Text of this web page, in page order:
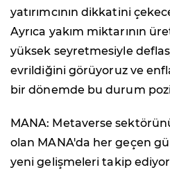
yatırımcının dikkatini
Ayrıca yakım miktarının
yüksek seyretmesiyle
evrildiğini görüyoruz ve
bir dönemde bu durum
MANA: Metaverse
olan MANA'da her geçen
yeni gelişmeleri takip